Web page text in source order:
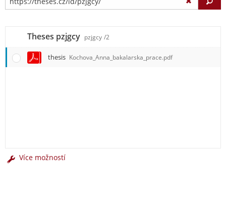
Theses pzjgcy pzjgcy /2
thesis Kochova_Anna_bakalarska_prace.pdf
Více možností